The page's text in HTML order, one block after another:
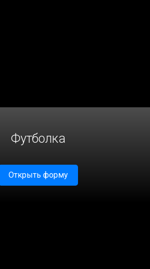
Футболка
Открыть форму